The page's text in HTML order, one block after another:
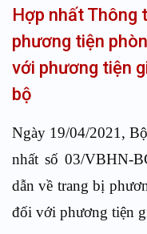
Hợp nhất Thông
phương tiện
với phương tiện
bộ
Ngày 19/04/2021,
nhất số 03/VBHN-
dẫn về trang bị
đối với phương tiện